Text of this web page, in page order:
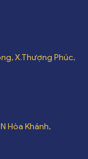
X.Thượng Phúc,
Hòa Khánh,